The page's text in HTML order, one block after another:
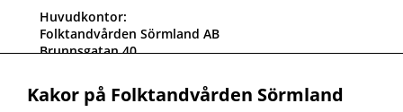
Huvudkontor:
Folktandvården Sörmland AB
Brunnsgatan 40
Kundtjänst: 0155-24 76 00
Orgnr: 556820-2625
Kakor på Folktandvården Sörmland